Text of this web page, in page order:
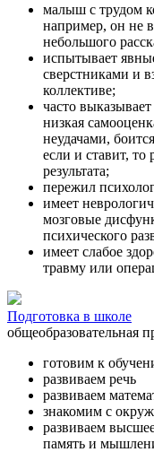
малыш с трудом
например, он не
небольшого
испытывает
сверстниками и
коллективе;
часто
низкая
неудачами,
если и ставит, то
результата;
пережил
имеет
мозговые
психического
имеет слабое
травму или
Подготовка в школе
общеобразовательная
готовим к
развиваем речь
развиваем
знакомим с
развиваем
память и